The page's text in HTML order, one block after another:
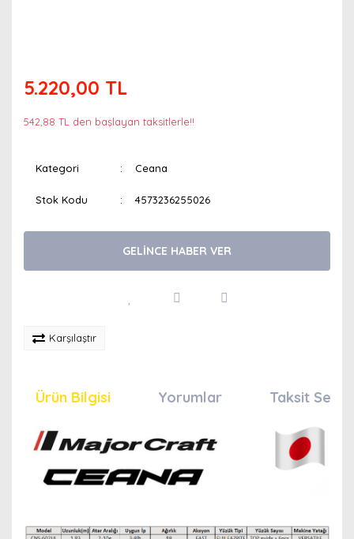
5.220,00 TL
542,88 TL den başlayan taksitlerle!!
Kategori Ceana
Stok Kodu 4573236255026
GELİNCE HABER VER
Karşılaştır
Ürün Bilgisi Yorumlar Taksit